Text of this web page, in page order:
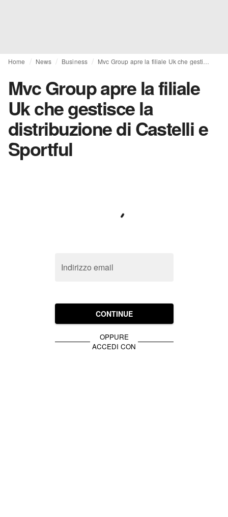
Home News Business
Mvc Group apre la filiale
Uk che gestisce la
distribuzione di Castelli e
Sportful
Indirizzo email
CONTINUE
OPPURE
ACCEDI CON